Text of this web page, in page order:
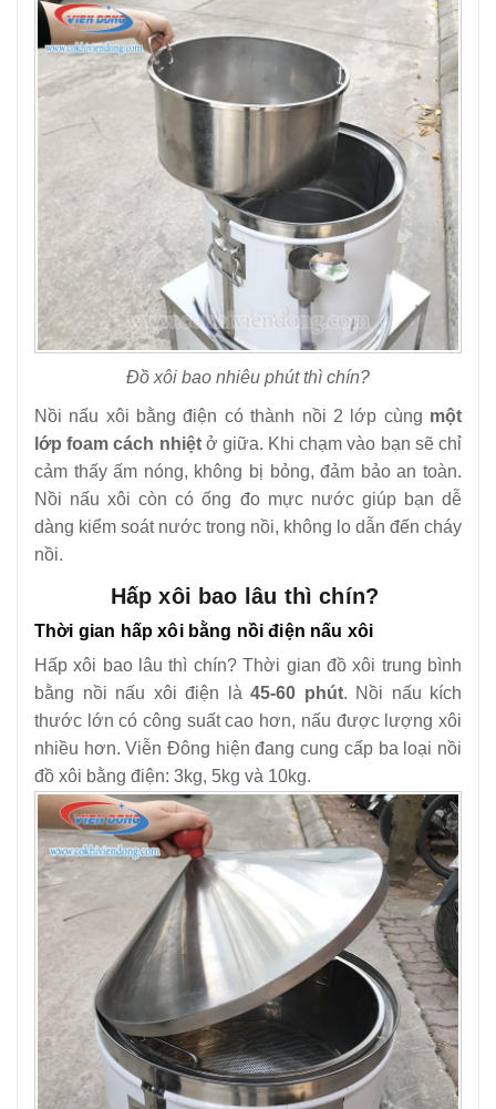
Đồ xôi bao nhiêu phút thì chín?
Nồi nấu xôi bằng điện có thành nồi 2 lớp cùng một
lớp foam cách nhiệtở giữa. Khi chạm vào bạn sẽ chỉ
cảm thấy ấm nóng, không bị bỏng, đảm bảo an toàn.
Nồi nấu xôi còn có ống đo mực nước giúp bạn dễ
dàng kiểm soát nước trong nồi, không lo dẫn đến cháy
nồi.
Hấp xôi bao lâu thì chín?
Thời gian hấp xôi bằng nồi điện nấu xôi
Hấp xôi bao lâu thì chín? Thời gian đồ xôi trung bình
bằng nồi nấu xôi điện là 45-60 phút. Nồi nấu kích
thước lớn có công suất cao hơn, nấu được lượng xôi
nhiều hơn. Viễn Đông hiện đang cung cấp ba loại nồi
đồ xôi bằng điện: 3kg, 5kg và 10kg.